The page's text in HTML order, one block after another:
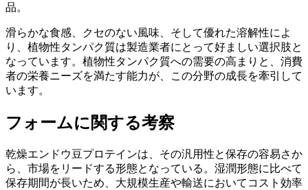
品。
滑らかな食感、クセのない風味、そして優れた溶解性によ
り、植物性タンパク質は製造業者にとって好ましい選択肢と
なっています。植物性タンパク質への需要の高まりと、消費
者の栄養ニーズを満たす能力が、この分野の成長を牽引して
います。
フォームに関する考察
乾燥エンドウ豆プロテインは、その汎用性と保存の容易さか
ら、市場をリードする形態となっている。湿潤形態に比べて
保存期間が長いため、大規模生産や輸送においてコスト効率